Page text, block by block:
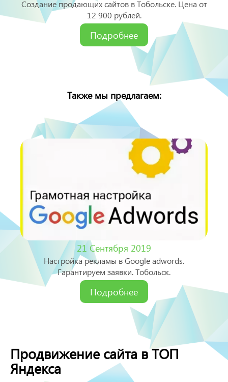
Создание продающих сайтов в Тобольске. Цена от
12 900 рублей.
Подробнее
Также мы предлагаем:
21 Сентября 2019
Настройка рекламы в Google adwords.
Гарантируем заявки. Тобольск.
Подробнее
Продвижение сайта в ТОП
Яндекса